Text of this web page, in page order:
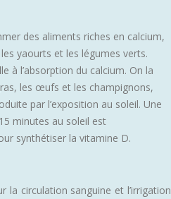
des aliments riches en calcium,
yaourts et les légumes verts.
à l’absorption du calcium. On la
les œufs et les champignons,
par l’exposition au soleil. Une
minutes au soleil est
synthétiser la vitamine D.
la circulation sanguine et l’irrigation